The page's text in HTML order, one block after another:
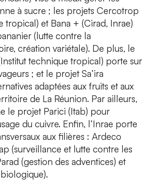
à sucre ; les projets Cercotrop
tropical) et Bana + (Cirad, Inrae)
(lutte contre la
création variétale). De plus, le
technique tropical) porte sur
; et le projet Sa’ira
adaptées aux fruits et aux
de La Réunion. Par ailleurs,
le projet Parici (Itab) pour
du cuivre. Enfin, l’Inrae porte
aux filières : Ardeco
(surveillance et lutte contre les
(gestion des adventices) et